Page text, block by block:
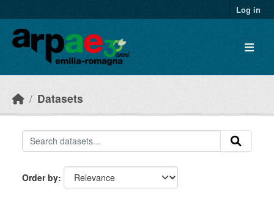
Log in
Datasets
Order by